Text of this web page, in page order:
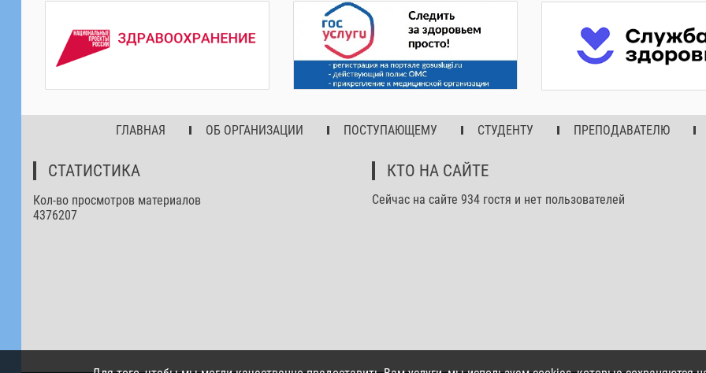
ГЛАВНАЯ ОБ ОРГАНИЗАЦИИ ПОСТУПАЮЩЕМУ СТУДЕНТУ ПРЕПОДАВАТЕЛЮ
СТАТИСТИКА
Кол-во просмотров материалов
4376207
КТО НА САЙТЕ
Сейчас на сайте 934 гостя и нет пользователей